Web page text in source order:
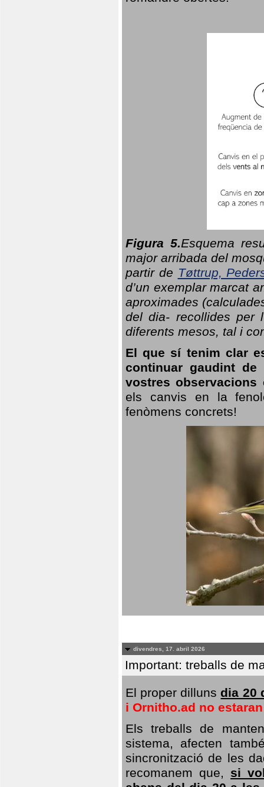
Figura 5.Esquema
major arribada del
partir de Tøttrup,
d’un exemplar marcat
aproximades
del dia- recollides per
diferents mesos, tal i
El que sí tenim clar
continuar gaudint
vostres
els canvis en la
fenòmens concrets!
divendres, 17. abril 2026
Important: treballs de
El proper dilluns dia 20
i Ornitho.ad no
Els treballs de
sistema, afecten
sincronització de les
recomanem que, si